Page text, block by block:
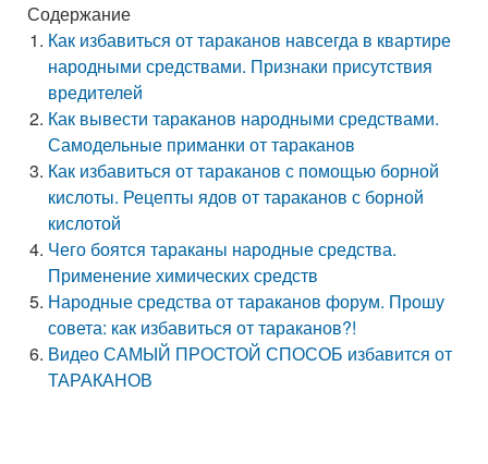
Содержание
Как избавиться от тараканов навсегда в квартире
народными средствами. Признаки присутствия
вредителей
Как вывести тараканов народными средствами.
Самодельные приманки от тараканов
Как избавиться от тараканов с помощью борной
кислоты. Рецепты ядов от тараканов с борной
кислотой
Чего боятся тараканы народные средства.
Применение химических средств
Народные средства от тараканов форум. Прошу
совета: как избавиться от тараканов?!
Видео САМЫЙ ПРОСТОЙ СПОСОБ избавится от
ТАРАКАНОВ